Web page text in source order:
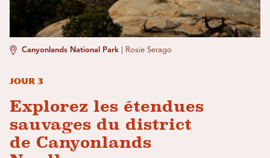
Canyonlands National Park Rosie Serago
Jour 3
Explorez les étendues
sauvages du district
de Canyonlands